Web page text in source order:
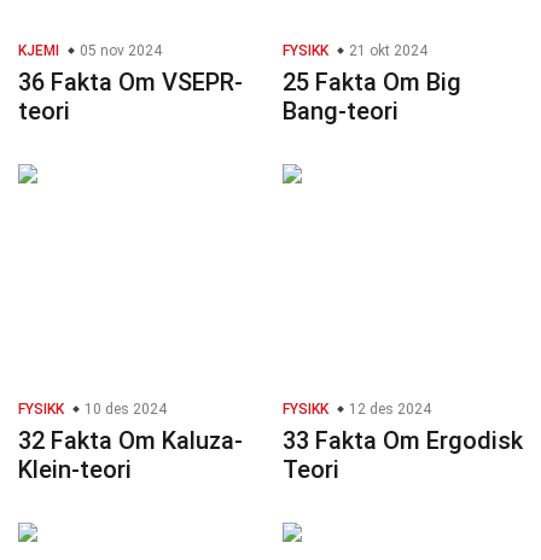
KJEMI 05 nov 2024
36 Fakta Om VSEPR-
teori
FYSIKK 21 okt 2024
25 Fakta Om Big
Bang-teori
FYSIKK 10 des 2024
32 Fakta Om Kaluza-
Klein-teori
FYSIKK 12 des 2024
33 Fakta Om Ergodisk
Teori